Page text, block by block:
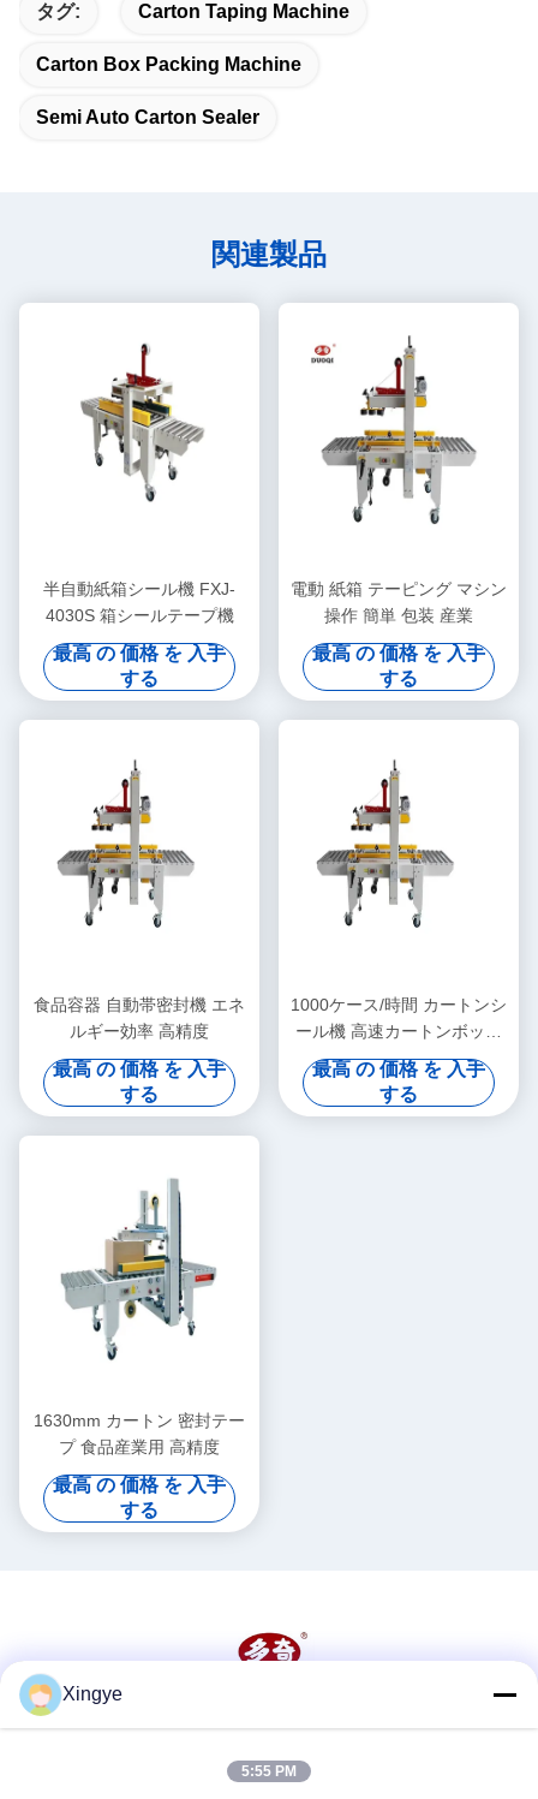
タグ: Carton Taping Machine
Carton Box Packing Machine
Semi Auto Carton Sealer
関連製品
半自動紙箱シール機 FXJ-
4030S 箱シールテープ機
最高 の 価格 を 入手
する
電動 紙箱 テーピング マシン
操作 簡単 包装 産業
最高 の 価格 を 入手
する
食品容器 自動帯密封機 エネ
ルギー効率 高精度
最高 の 価格 を 入手
する
1000ケース/時間 カートンシ
ール機 高速カートンボック
ステープ機
最高 の 価格 を 入手
する
1630mm カートン 密封テー
プ 食品産業用 高精度
最高 の 価格 を 入手
する
ソーシャル メディア
Xingye
5:55 PM